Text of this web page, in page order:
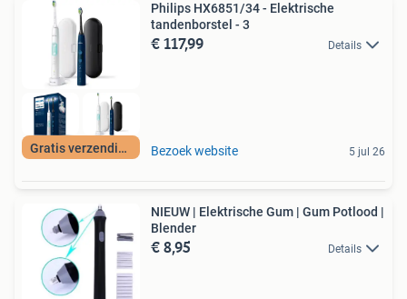
Gratis verzending
Philips HX6851/34 - Elektrische
tandenborstel - 3
€ 117,99 Details
Bezoek website 5 jul 26
NIEUW | Elektrische Gum | Gum Potlood |
Blender
€ 8,95 Details